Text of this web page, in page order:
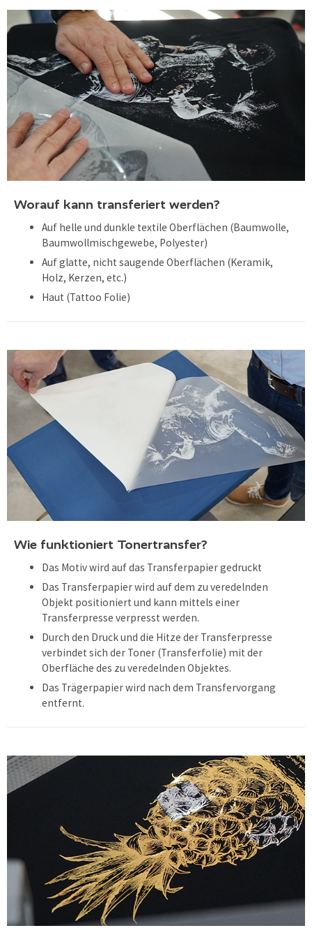
Worauf kann transferiert werden?
Auf helle und dunkle textile Oberflächen (Baumwolle,
Baumwollmischgewebe, Polyester)
Auf glatte, nicht saugende Oberflächen (Keramik,
Holz, Kerzen, etc.)
Haut (Tattoo Folie)
Wie funktioniert Tonertransfer?
Das Motiv wird auf das Transferpapier gedruckt
Das Transferpapier wird auf dem zu veredelnden
Objekt positioniert und kann mittels einer
Transferpresse verpresst werden.
Durch den Druck und die Hitze der Transferpresse
verbindet sich der Toner (Transferfolie) mit der
Oberfläche des zu veredelnden Objektes.
Das Trägerpapier wird nach dem Transfervorgang
entfernt.